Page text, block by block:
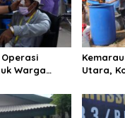
Operasi
Warga
Utara,